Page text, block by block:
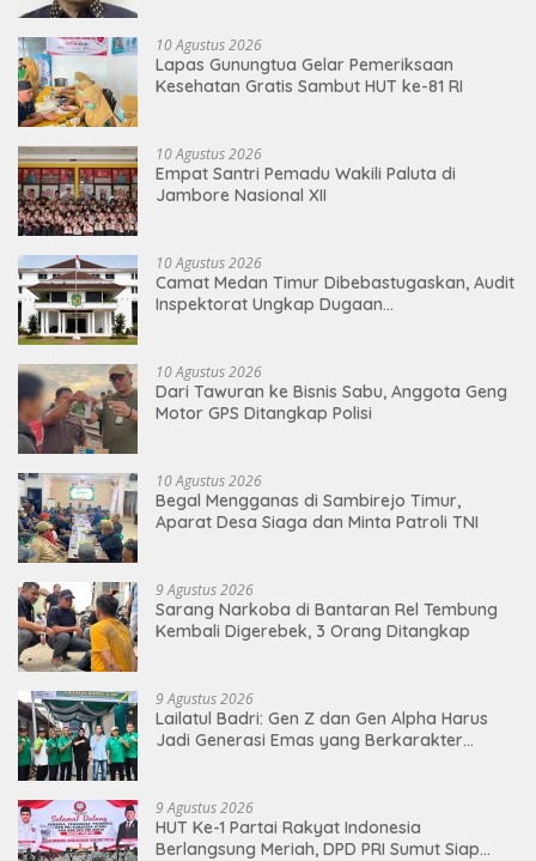
10 Agustus 2026
Lapas Gunungtua Gelar Pemeriksaan
Kesehatan Gratis Sambut HUT ke-81 RI
10 Agustus 2026
Empat Santri Pemadu Wakili Paluta di
Jambore Nasional XII
10 Agustus 2026
Camat Medan Timur Dibebastugaskan, Audit
Inspektorat Ungkap Dugaan
10 Agustus 2026
Dari Tawuran ke Bisnis Sabu, Anggota Geng
Motor GPS Ditangkap Polisi
10 Agustus 2026
Begal Mengganas di Sambirejo Timur,
Aparat Desa Siaga dan Minta Patroli TNI
9 Agustus 2026
Sarang Narkoba di Bantaran Rel Tembung
Kembali Digerebek, 3 Orang Ditangkap
9 Agustus 2026
Lailatul Badri: Gen Z dan Gen Alpha Harus
Jadi Generasi Emas yang Berkarakter
9 Agustus 2026
HUT Ke-1 Partai Rakyat Indonesia
Berlangsung Meriah, DPD PRI Sumut Siap